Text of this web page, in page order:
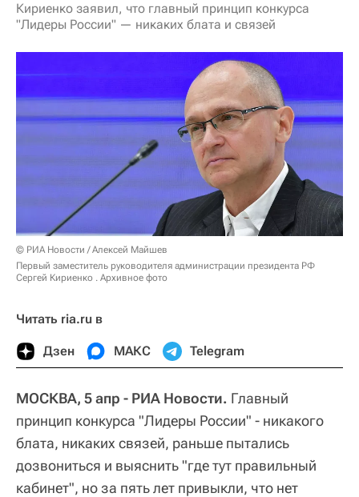
Кириенко заявил, что главный принцип конкурса
"Лидеры России" — никаких блата и связей
© РИА Новости / Алексей Майшев
Первый заместитель руководителя администрации президента РФ
Сергей Кириенко . Архивное фото
Читать ria.ru в
Дзен МАКС Telegram
МОСКВА, 5 апр - РИА Новости. Главный
принцип конкурса "Лидеры России" - никакого
блата, никаких связей, раньше пытались
дозвониться и выяснить "где тут правильный
кабинет", но за пять лет привыкли, что нет